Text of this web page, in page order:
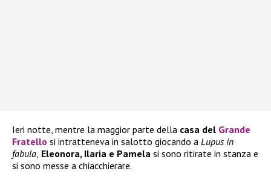
Ieri notte, mentre la maggior parte della casa del Grande
Fratello si intratteneva in salotto giocando a Lupus in
fabula, Eleonora, Ilaria e Pamela si sono ritirate in stanza e
si sono messe a chiacchierare.